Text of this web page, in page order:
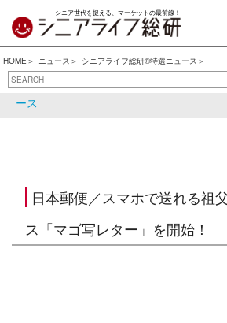
シニア世代を捉える、マーケットの最前線！
HOME ニュース
シニアライフ総研®特選ニュース
シニアライフ総研®特選ニュ
ース
シニア
日本郵便／スマホで送れる祖
ス「マゴ写レター」を開始！